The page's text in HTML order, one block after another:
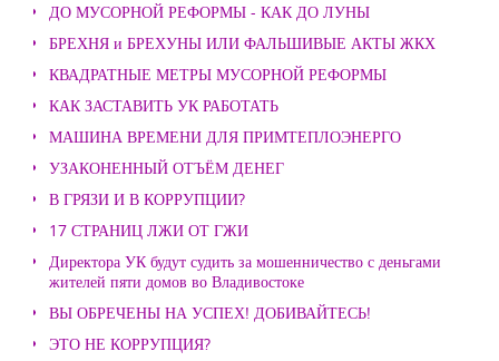
ДО МУСОРНОЙ РЕФОРМЫ - КАК ДО ЛУНЫ
БРЕХНЯ и БРЕХУНЫ ИЛИ ФАЛЬШИВЫЕ АКТЫ ЖКХ
КВАДРАТНЫЕ МЕТРЫ МУСОРНОЙ РЕФОРМЫ
КАК ЗАСТАВИТЬ УК РАБОТАТЬ
МАШИНА ВРЕМЕНИ ДЛЯ ПРИМТЕПЛОЭНЕРГО
УЗАКОНЕННЫЙ ОТЪЁМ ДЕНЕГ
В ГРЯЗИ И В КОРРУПЦИИ?
17 СТРАНИЦ ЛЖИ ОТ ГЖИ
Директора УК будут судить за мошенничество с деньгами
жителей пяти домов во Владивостоке
ВЫ ОБРЕЧЕНЫ НА УСПЕХ! ДОБИВАЙТЕСЬ!
ЭТО НЕ КОРРУПЦИЯ?